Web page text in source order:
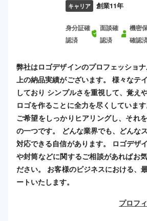
キャリア 創業11年
身分証確
認済
面談確
認済
機密
確認
弊社はロゴデザインのプロフェッショ
上の納品実績がございます。 様々なテ
しており シンプルさを重視して、覚え
ロゴを作ることに全力を尽くしていま
ご希望をしっかりヒアリングし、それ
の一つです。 どんな業界でも、どんな
対応できる自信があります。 ロゴデザ
や封筒などに関するご相談があればお
ださい。 お客様のビジネスにおける、
ートいたします。
プロフ